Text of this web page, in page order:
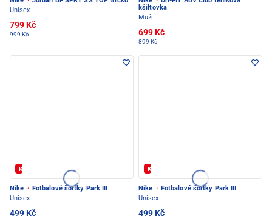
Unisex
799 Kč
999 Kč
kšiltovka
Muži
699 Kč
899 Kč
Kód: FOTBAL20
Nike · Fotbalové šortky Park III
Unisex
499 Kč
Kód: FOTBAL20
Nike · Fotbalové šortky Park III
Unisex
499 Kč